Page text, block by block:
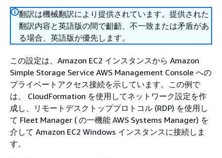
翻訳は機械翻訳により提供されています。提供された
翻訳内容と英語版の間で齟齬、不一致または矛盾があ
る場合、英語版が優先します。
この設定は、Amazon EC2 インスタンスから Amazon
Simple Storage Service AWS Management Console への
プライベートアクセス接続を示しています。この例で
は、 CloudFormation を使用してネットワーク設定を作
成し、リモートデスクトッププロトコル (RDP) を使用し
て Fleet Manager ( の一機能 AWS Systems Manager) を
介して Amazon EC2 Windows インスタンスに接続しま
す。